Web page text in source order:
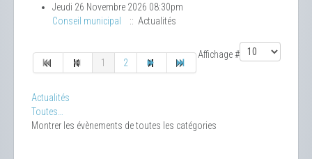
Jeudi 26 Novembre 2026 08:30pm
Conseil municipal
:: Actualités
Affichage #
1 2
Actualités
Toutes…
Montrer les évènements de toutes les catégories